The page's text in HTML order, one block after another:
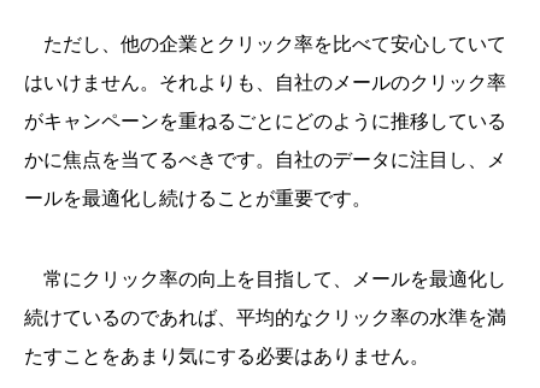
ただし、他の企業とクリック率を比べて安心していて
はいけません。それよりも、自社のメールのクリック率
がキャンペーンを重ねるごとにどのように推移している
かに焦点を当てるべきです。自社のデータに注目し、メ
ールを最適化し続けることが重要です。
常にクリック率の向上を目指して、メールを最適化し
続けているのであれば、平均的なクリック率の水準を満
たすことをあまり気にする必要はありません。